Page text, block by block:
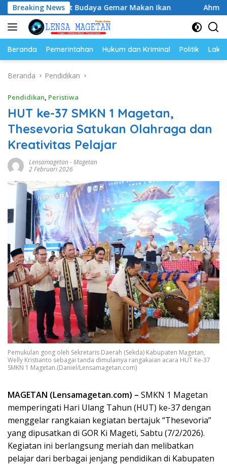
Langsung
ke
konten
Breaking News
Budaya Gemar Makan Ikan Ahmad Setiawan
Beranda Pemerintahan Hukum dan Kriminal Politik
Beranda Pendidikan
Pendidikan, Peristiwa
HUT ke-37 SMKN 1 Magetan,
Thesevoria Satukan Olahraga dan
Kreativitas Pelajar
Lensamagetan-Magetan
2 Februari 2026
Pemukulan gong oleh Sekretaris Daerah (Sekda) Kabupaten Magetan,
Welly Kristianto sebagai tanda dimulainya rangakaian acara HUT Ke-37
SMKN 1 Magetan.(Daniel/Lensamagetan.com)
MAGETAN (Lensamagetan.com) – SMKN 1 Magetan
memperingati Hari Ulang Tahun (HUT) ke-37 dengan
menggelar rangkaian kegiatan bertajuk “Thesevoria”
yang dipusatkan di GOR Ki Mageti, Sabtu (7/2/2026).
Kegiatan ini berlangsung meriah dan melibatkan
pelajar dari berbagai jenjang pendidikan di Kabupaten